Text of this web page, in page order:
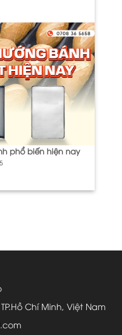
phổ biến hiện nay
Chí Minh, Việt Nam